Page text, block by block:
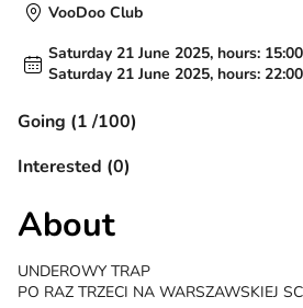
VooDoo Club
Saturday 21 June 2025, hours:
Saturday 21 June 2025, hours:
Going (1 /100)
Interested (0)
About
UNDEROWY TRAP
PO RAZ TRZECI NA WARSZAWSKIEJ